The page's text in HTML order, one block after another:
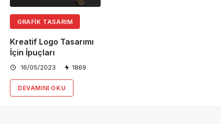
GRAFIK TASARIM
Kreatif Logo Tasarımı
İçin İpuçları
16/05/2023 1869
DEVAMINI OKU